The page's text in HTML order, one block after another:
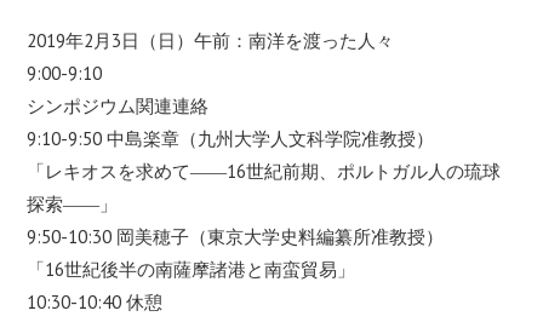
2019年2月3日（日）午前：南洋を渡った人々
9:00-9:10
シンポジウム関連連絡
9:10-9:50 中島楽章（九州大学人文科学院准教授）
「レキオスを求めて――16世紀前期、ポルトガル人の琉球
探索――」
9:50-10:30 岡美穂子（東京大学史料編纂所准教授）
「16世紀後半の南薩摩諸港と南蛮貿易」
10:30-10:40 休憩